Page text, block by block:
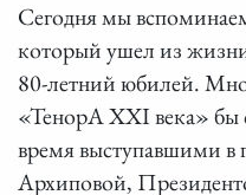
Сегодня мы
который ушел из
80-летний юбилей.
«ТенорА XXI века» бы
время выступавшими
Архиповой,